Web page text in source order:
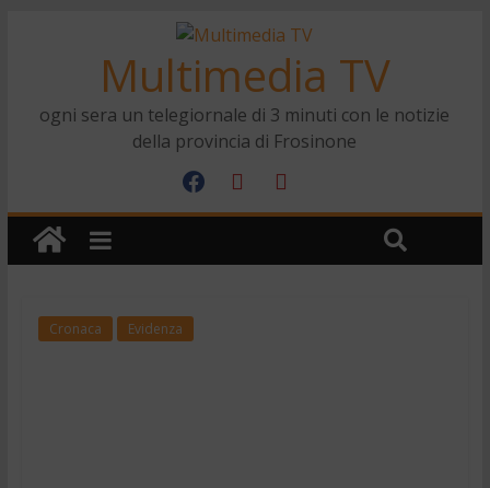
Multimedia TV
ogni sera un telegiornale di 3 minuti con le notizie
della provincia di Frosinone
Cronaca Evidenza